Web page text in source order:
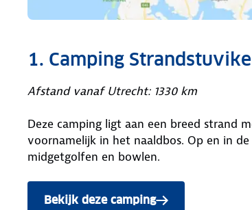
1. Camping
Afstand vanaf Utrecht: 1330 km
Deze camping ligt aan een breed strand
voornamelijk in het naaldbos. Op en in
midgetgolfen en bowlen.
Bekijk deze camping